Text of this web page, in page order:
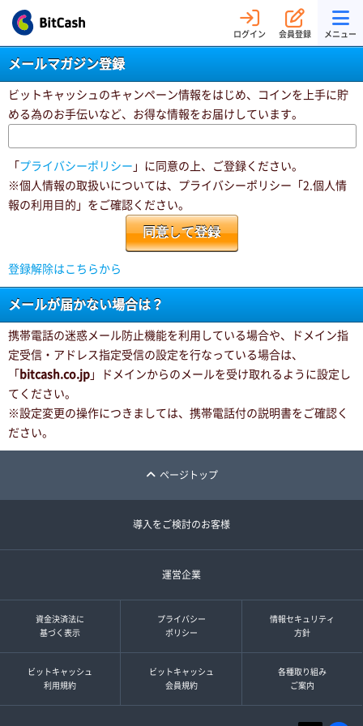
ログイン 会員登録 メニュー
メールマガジン登録
ビットキャッシュのキャンペーン情報をはじめ、コインを上手に貯
める為のお手伝いなど、お得な情報をお届けしています。
「 プライバシーポリシー 」に同意の上、ご登録ください。
※個人情報の取扱いについては、プライバシーポリシー「2.個人情
報の利用目的」をご確認ください。
登録解除はこちらから
メールが届かない場合は？
携帯電話の迷惑メール防止機能を利用している場合や、ドメイン指
定受信・アドレス指定受信の設定を行なっている場合は、
「 bitcash.co.jp 」ドメインからのメールを受け取れるように設定し
てください。
※設定変更の操作につきましては、携帯電話付の説明書をご確認く
ださい。
ページトップ
導入をご検討のお客様
運営企業
資金決済法に
基づく表示
プライバシー
ポリシー
情報セキュリティ
方針
ビットキャッシュ
利用規約
ビットキャッシュ
会員規約
各種取り組み
ご案内